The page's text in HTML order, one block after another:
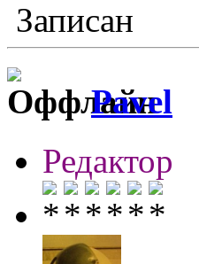
Записан
Pavel
Редактор